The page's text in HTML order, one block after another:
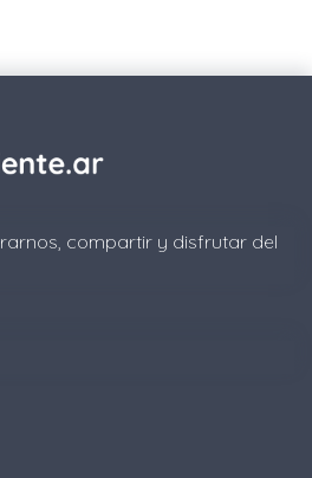
compartir y disfrutar del